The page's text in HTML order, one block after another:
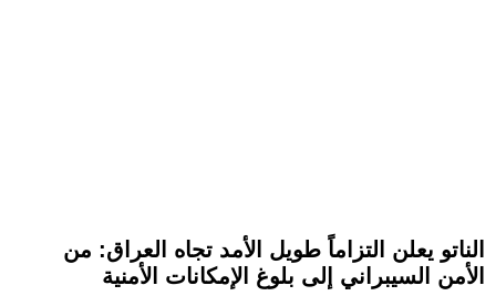
الناتو يعلن التزاماً طويل الأمد تجاه العراق: من
الأمن السيبراني إلى بلوغ الإمكانات الأمنية